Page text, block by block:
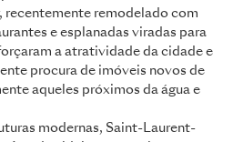
recentemente remodelado com
e esplanadas viradas para
a atratividade da cidade e
procura de imóveis novos de
aqueles próximos da água e
modernas, Saint-Laurent-